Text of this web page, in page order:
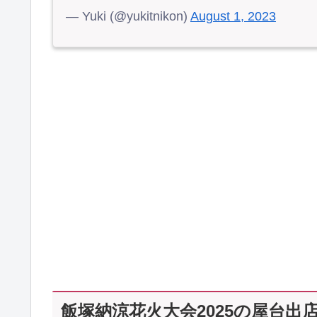
— Yuki (@yukitnikon) August 1, 2023
飯塚納涼花火大会2025の屋台出